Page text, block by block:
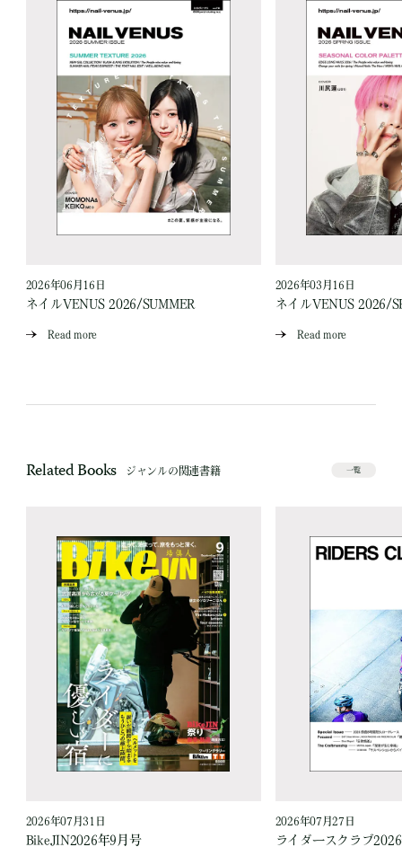
2026年06月16日
ネイルVENUS 2026/SUMMER
Read more
2026年03月16日
ネイルVENUS 2026/
Read more
Related Books ジャンルの関連書籍 一覧
2026年07月31日
BikeJIN2026年9月号
2026年07月27日
ライダースクラブ